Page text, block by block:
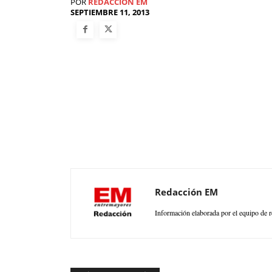
SEPTIEMBRE 11, 2013
Redacción EM
Información elaborada por el equipo de